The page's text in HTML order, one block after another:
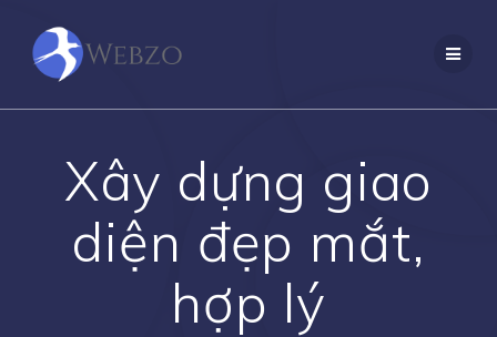
Xây dựng giao
diện đẹp mắt,
hợp lý